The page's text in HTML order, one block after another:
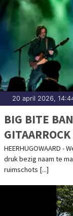
20 april 2026,
BIG BITE
THE VOICE
HEERHUGOWAARD -
druk bezig naam te
ruimschots [...]